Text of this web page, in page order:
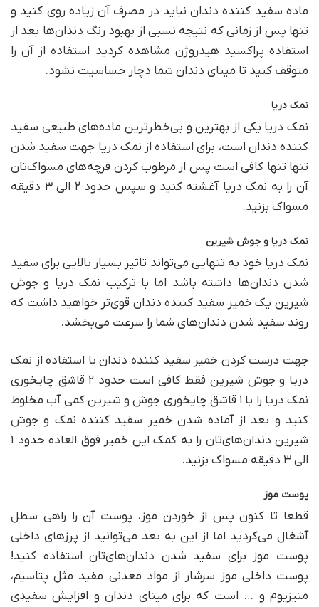
ماده سفید کننده دندان نباید در مصرف آن زیاده روی کنید و
تنها پس از زمانی که نتیجه نسبی از بهبود رنگ دندان‌ها بعد از
استفاده پراکسید هیدروژن مشاهده کردید استفاده از آن را
متوقف کنید تا مینای دندان شما دچار حساسیت نشود.
نمک دریا
نمک دریا یکی از بهترین و بی‌خطرترین ماده‌های طبیعی سفید
کننده دندان است، برای استفاده از نمک دریا جهت سفید شدن
تنها تنها کافی است پس از مرطوب کردن فرچه‌های مسواک‌تان
آن را به نمک دریا آغشته کنید و سپس حدود ۲ الی ۳ دقیقه
مسواک بزنید.
نمک دریا و جوش شیرین
نمک دریا خود به تنهایی می‌تواند تاثیر بسیار بالایی برای سفید
شدن دندان‌ها داشته باشد اما با ترکیب نمک دریا و جوش
شیرین یک خمیر سفید کننده دندان قوی‌تر خواهید داشت که
روند سفید شدن دندان‌های شما را سرعت می‌بخشد.
جهت درست کردن خمیر سفید کننده دندان با استفاده از نمک
دریا و جوش شیرین فقط کافی است حدود ۲ قاشق چایخوری
نمک دریا را با ۱ قاشق چایخوری جوش و شیرین کمی آب مخلوط
کنید و بعد از آماده شدن خمیر سفید کننده نمک و جوش
شیرین دندان‌های‌تان را به کمک این خمیر فوق العاده حدود ۱
الی ۳ دقیقه مسواک بزنید.
پوست موز
قطعا تا کنون پس از خوردن موز، پوست آن را راهی سطل
آشغال می‌کردید اما از این به بعد می‌توانید از پرزهای داخلی
پوست موز برای سفید شدن دندان‌های‌تان استفاده کنید!
پوست داخلی موز سرشار از مواد معدنی مفید مثل پتاسیم،
منیزیوم و … است که برای مینای دندان و افزایش سفیدی